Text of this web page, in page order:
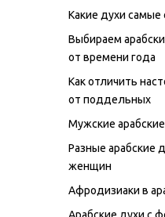
Какие духи самые
Выбираем
от времени года
Как отличить
от поддельных
Мужские
Разные арабские
женщин
Афродизиаки в